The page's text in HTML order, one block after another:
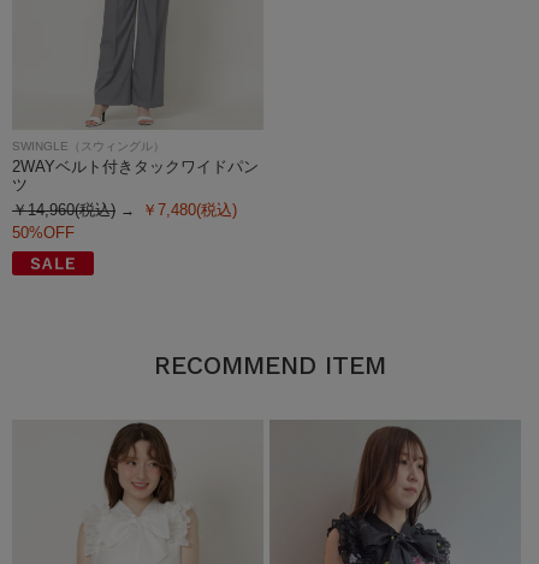
SWINGLE（スウィングル）
2WAYベルト付きタックワイドパン
ツ
￥14,960(税込)
￥7,480(税込)
50%OFF
RECOMMEND ITEM